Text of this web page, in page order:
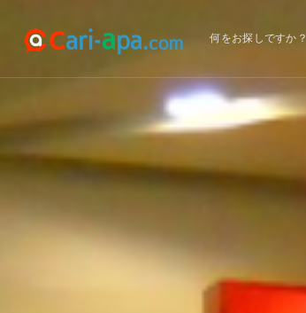
何をお探しですか？